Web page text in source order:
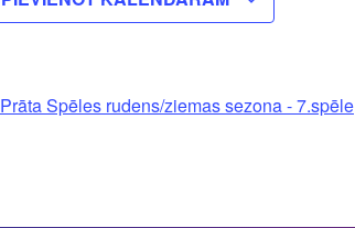
Prāta Spēles rudens/ziemas sezona - 7.spēle